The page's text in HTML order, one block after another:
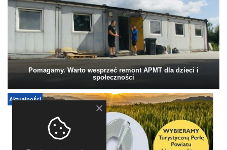
Pomagamy. Warto wesprzeć remont APMT dla dzieci i
społeczności
Aktualności